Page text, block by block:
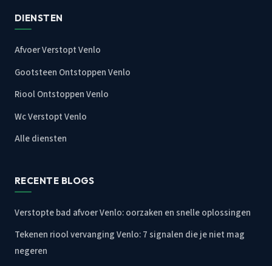
DIENSTEN
Afvoer Verstopt Venlo
Gootsteen Ontstoppen Venlo
Riool Ontstoppen Venlo
Wc Verstopt Venlo
Alle diensten
RECENTE BLOGS
Verstopte bad afvoer Venlo: oorzaken en snelle oplossingen
Tekenen riool vervanging Venlo: 7 signalen die je niet mag
negeren